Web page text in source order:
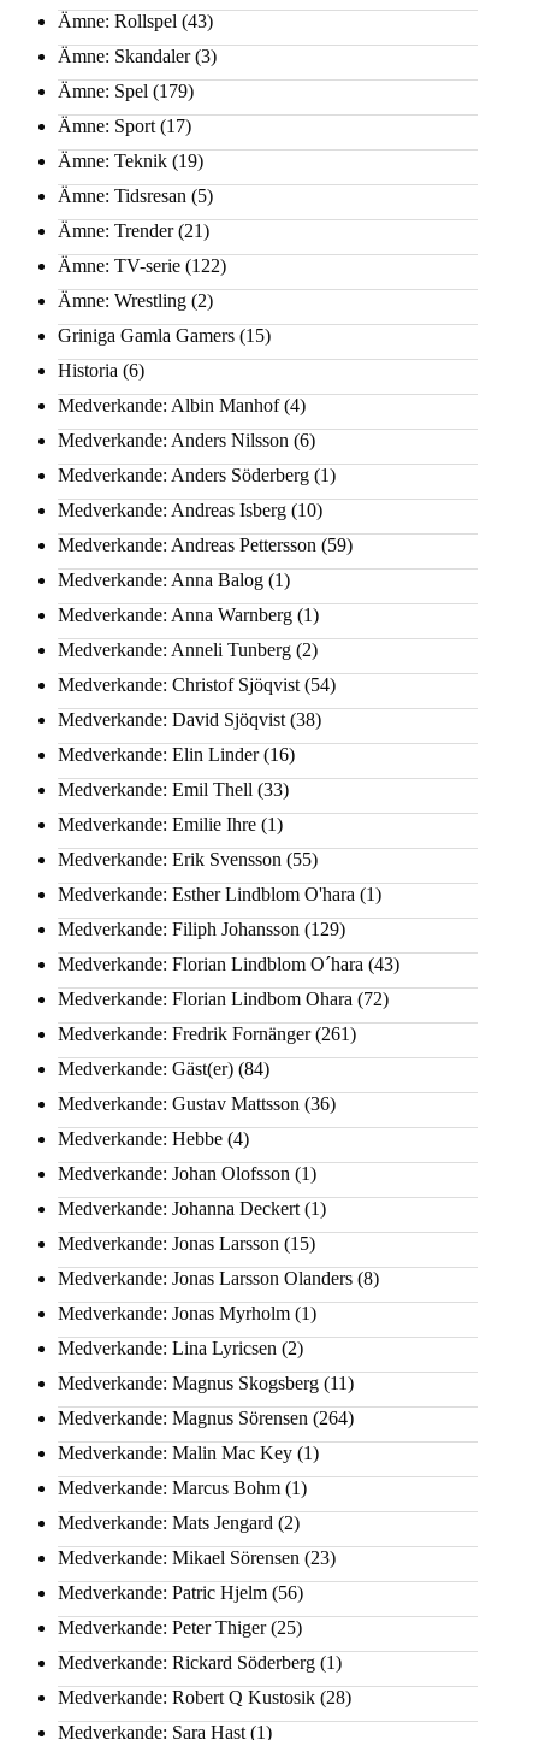
Ämne: Rollspel (43)
Ämne: Skandaler(3)
Ämne: Spel (179)
Ämne: Sport (17)
Ämne: Teknik (19)
Ämne: Tidsresan (5)
Ämne: Trender(21)
Ämne: TV-serie (122)
Ämne: Wrestling (2)
Griniga Gamla Gamers (15)
Historia (6)
Medverkande: Albin Manhof(4)
Medverkande: Anders Nilsson (6)
Medverkande: Anders Söderberg (1)
Medverkande: Andreas Isberg (10)
Medverkande: Andreas Pettersson (59)
Medverkande: Anna Balog (1)
Medverkande: Anna Warnberg (1)
Medverkande: Anneli Tunberg (2)
Medverkande: Christof Sjöqvist (54)
Medverkande: David Sjöqvist (38)
Medverkande: Elin Linder(16)
Medverkande: Emil Thell (33)
Medverkande: Emilie Ihre (1)
Medverkande: Erik Svensson (55)
Medverkande: Esther Lindblom O'hara (1)
Medverkande: Filiph Johansson (129)
Medverkande: Florian Lindblom O´hara (43)
Medverkande: Florian Lindbom Ohara (72)
Medverkande: Fredrik Fornänger(261)
Medverkande: Gäst(er) (84)
Medverkande: Gustav Mattsson (36)
Medverkande: Hebbe (4)
Medverkande: Johan Olofsson (1)
Medverkande: Johanna Deckert (1)
Medverkande: Jonas Larsson (15)
Medverkande: Jonas Larsson Olanders (8)
Medverkande: Jonas Myrholm (1)
Medverkande: Lina Lyricsen (2)
Medverkande: Magnus Skogsberg (11)
Medverkande: Magnus Sörensen (264)
Medverkande: Malin Mac Key (1)
Medverkande: Marcus Bohm (1)
Medverkande: Mats Jengard (2)
Medverkande: Mikael Sörensen (23)
Medverkande: Patric Hjelm (56)
Medverkande: Peter Thiger(25)
Medverkande: Rickard Söderberg (1)
Medverkande: Robert Q Kustosik (28)
Medverkande: Sara Hast (1)